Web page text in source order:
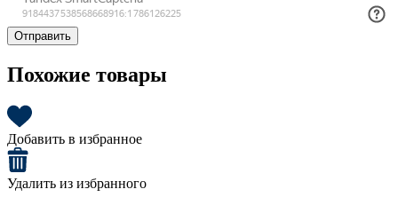
Отправить
Похожие товары
Добавить в избранное
Удалить из избранного